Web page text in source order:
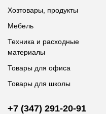
Хозтовары, продукты
Мебель
Техника и расходные
материалы
Товары для офиса
Товары для школы
+7 (347) 291-20-91